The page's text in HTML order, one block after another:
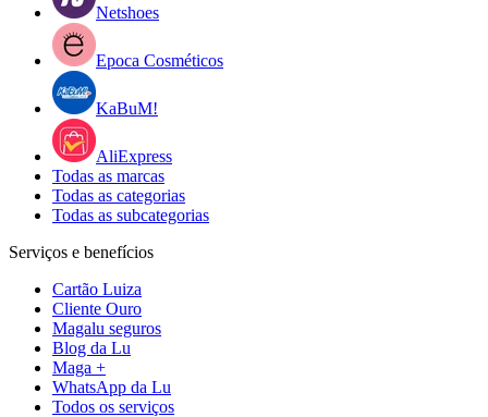
Netshoes
Epoca Cosméticos
KaBuM!
AliExpress
Todas as marcas
Todas as categorias
Todas as subcategorias
Serviços e benefícios
Cartão Luiza
Cliente Ouro
Magalu seguros
Blog da Lu
Maga +
WhatsApp da Lu
Todos os serviços